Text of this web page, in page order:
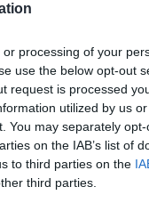
processing of your
use the below opt-out
request is processed
utilized by us
You may separately
on the IAB’s list of
to third parties on the
third parties.
sikerül
üzenete,